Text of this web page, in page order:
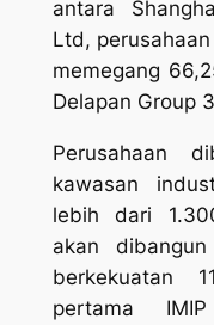
antara
Ltd,
memegang
Delapan Group
Perusahaan
kawasan
lebih dari
akan
berkekuatan
pertama